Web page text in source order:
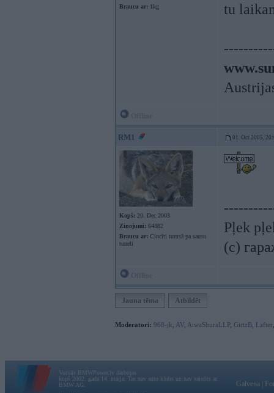
Braucu ar: 1kg tu
RM1 01. Oct 2005,
Kopš: 20. Dec 2003
Ziņojumi: 64882
Braucu ar: Cincīti tumsā pa sausu
tuneli
Pļek
(c)
Jauna tēma Atbildēt
Moderatori: 968-jk AV AiwaShuraLLP, GirtzB Lafter
Vortāls BMWPower.lv darbojas
kopš 2002. gada 14. maija. Tas nav auto klubs un nav saistīts ar
BMW AG.
Galvena